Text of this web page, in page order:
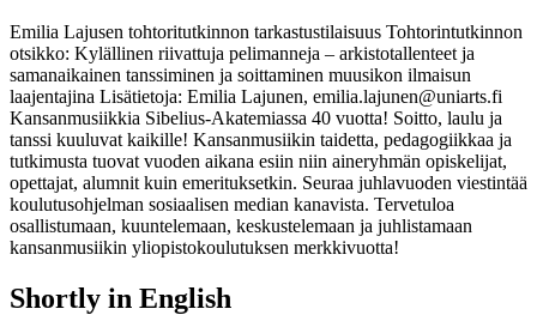
Emilia Lajusen tohtoritutkinnon tarkastustilaisuus Tohtorintutkinnon
otsikko: Kylällinen riivattuja pelimanneja – arkistotallenteet ja
samanaikainen tanssiminen ja soittaminen muusikon ilmaisun
laajentajina Lisätietoja: Emilia Lajunen, emilia.lajunen@uniarts.fi
Kansanmusiikkia Sibelius-Akatemiassa 40 vuotta! Soitto, laulu ja
tanssi kuuluvat kaikille! Kansanmusiikin taidetta, pedagogiikkaa ja
tutkimusta tuovat vuoden aikana esiin niin aineryhmän opiskelijat,
opettajat, alumnit kuin emerituksetkin. Seuraa juhlavuoden viestintää
koulutusohjelman sosiaalisen median kanavista. Tervetuloa
osallistumaan, kuuntelemaan, keskustelemaan ja juhlistamaan
kansanmusiikin yliopistokoulutuksen merkkivuotta!
Shortly in English